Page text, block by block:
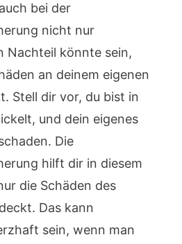
bei der
nicht nur
Nachteil könnte sein,
an deinem eigenen
Stell dir vor, du bist in
und dein eigenes
Die
hilft dir in diesem
die Schäden des
Das kann
sein, wenn man